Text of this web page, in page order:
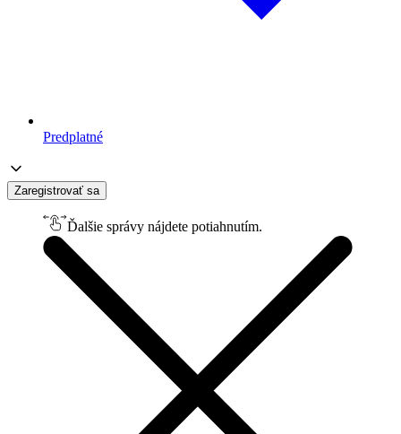
Predplatné
Zaregistrovať sa
Ďalšie správy nájdete potiahnutím.